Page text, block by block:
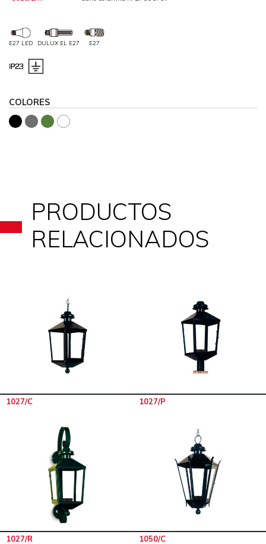
E27 LED DULUX EL E27 E27
COLORES
PRODUCTOS
RELACIONADOS
1027/C 1027/P
1027/R 1050/C